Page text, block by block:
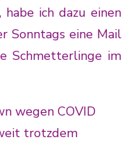
ich dazu einen
Sonntags eine Mail
Schmetterlinge im
wegen COVID
trotzdem